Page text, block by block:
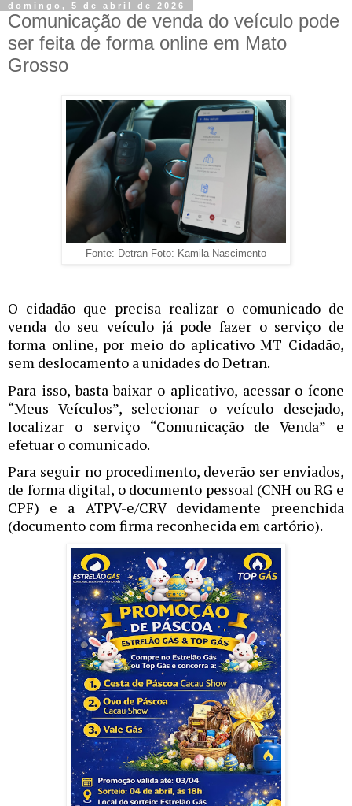
domingo, 5 de abril de 2026
Comunicação de venda do veículo pode
ser feita de forma online em Mato
Grosso
Fonte: Detran Foto: Kamila Nascimento
O cidadão que precisa realizar o comunicado de
venda do seu veículo já pode fazer o serviço de
forma online, por meio do aplicativo MT Cidadão,
sem deslocamento a unidades do Detran.
Para isso, basta baixar o aplicativo, acessar o ícone
“Meus Veículos”, selecionar o veículo desejado,
localizar o serviço “Comunicação de Venda” e
efetuar o comunicado.
Para seguir no procedimento, deverão ser enviados,
de forma digital, o documento pessoal (CNH ou RG e
CPF) e a ATPV-e/CRV devidamente preenchida
(documento com firma reconhecida em cartório).